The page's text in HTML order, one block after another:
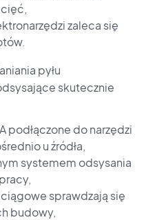
zaleca się
pyłu
skutecznie
podłączone do narzędzi
u źródła,
systemem odsysania
sprawdzają się
budowy,